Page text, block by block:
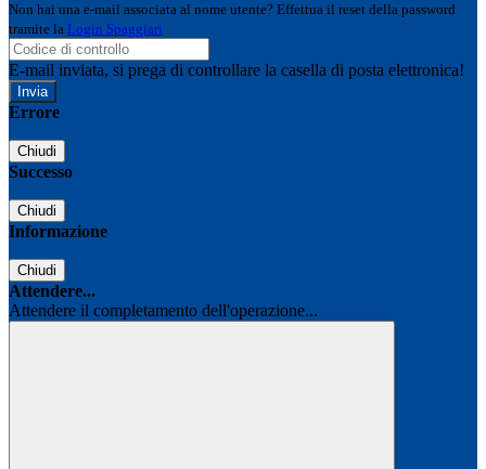
Non hai una e-mail associata al nome utente? Effettua il reset della password
tramite la Login Spaggiari
E-mail inviata, si prega di controllare la casella di posta elettronica!
Errore
Chiudi
Successo
Chiudi
Informazione
Chiudi
Attendere...
Attendere il completamento dell'operazione...